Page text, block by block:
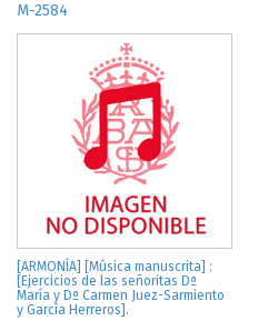
M-2584
[ARMONÍA] [Música manuscrita] :
[Ejercicios de las señoritas Dª
María y Dª Carmen Juez-Sarmiento
y García Herreros].